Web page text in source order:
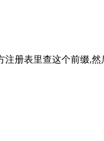
册表里查这个前缀,然